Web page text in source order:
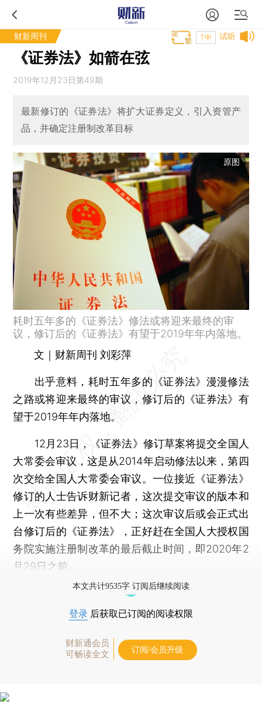
财新周刊 试听
T中
《证券法》如箭在弦
2019年12月23日第49期
最新修订的《证券法》将扩大证券定义，引入资管产
品，并确定注册制改革目标
原图
耗时五年多的《证券法》修法或将迎来最终的审
议，修订后的《证券法》有望于2019年年内落地。
文｜财新周刊 刘彩萍
出乎意料，耗时五年多的《证券法》漫漫修法
之路或将迎来最终的审议，修订后的《证券法》有
望于2019年年内落地。
12月23日，《证券法》修订草案将提交全国人
大常委会审议，这是从2014年启动修法以来，第四
次交给全国人大常委会审议。一位接近《证券法》
修订的人士告诉财新记者，这次提交审议的版本和
上一次有些差异，但不大；这次审议后或会正式出
台修订后的《证券法》，正好赶在全国人大授权国
务院实施注册制改革的最后截止时间，即2020年2
月29日之前。
本文共计9535字 订阅后继续阅读
登录 后获取已订阅的阅读权限
财新通会员
可畅读全文
订阅/会员升级